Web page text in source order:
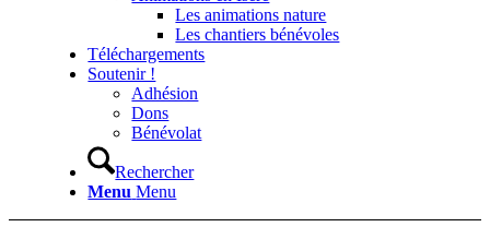
Les animations nature
Les chantiers bénévoles
Téléchargements
Soutenir !
Adhésion
Dons
Bénévolat
Rechercher
Menu Menu